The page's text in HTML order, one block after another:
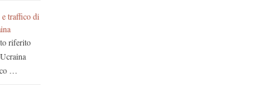
traffico di
riferito
…